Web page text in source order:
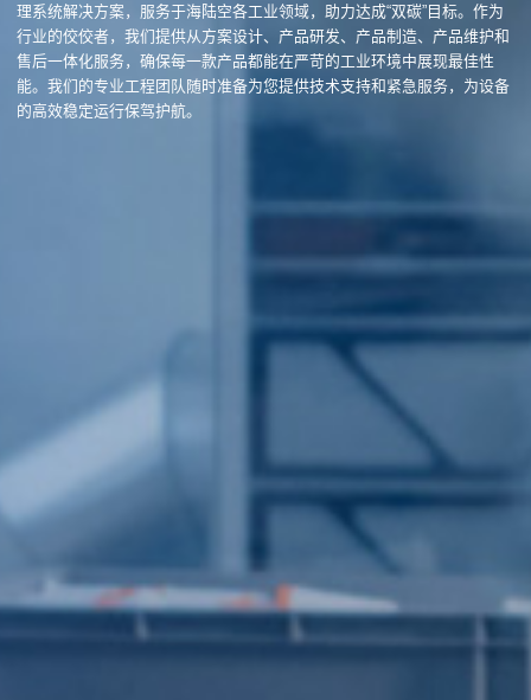
理系统解决方案，服务于海陆空各工业领域，助力达成“双碳”目标。作为
行业的佼佼者，我们提供从方案设计、产品研发、产品制造、产品维护和
售后一体化服务，确保每一款产品都能在严苛的工业环境中展现最佳性
能。我们的专业工程团队随时准备为您提供技术支持和紧急服务，为设备
的高效稳定运行保驾护航。